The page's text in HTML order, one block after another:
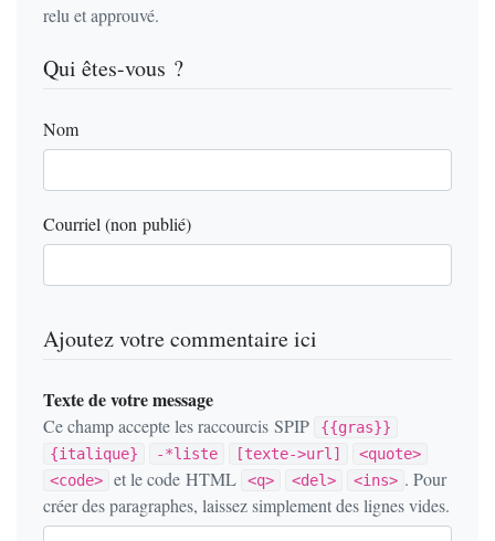
relu et approuvé.
Qui êtes-vous ?
Nom
Courriel (non publié)
Ajoutez votre commentaire ici
Texte de votre message
Ce champ accepte les raccourcis SPIP
{{gras}}
{italique}
-*liste [texte->url]
<quote>
<code>
et le code HTML <q> <del> <ins> . Pour
créer des paragraphes, laissez simplement des lignes vides.